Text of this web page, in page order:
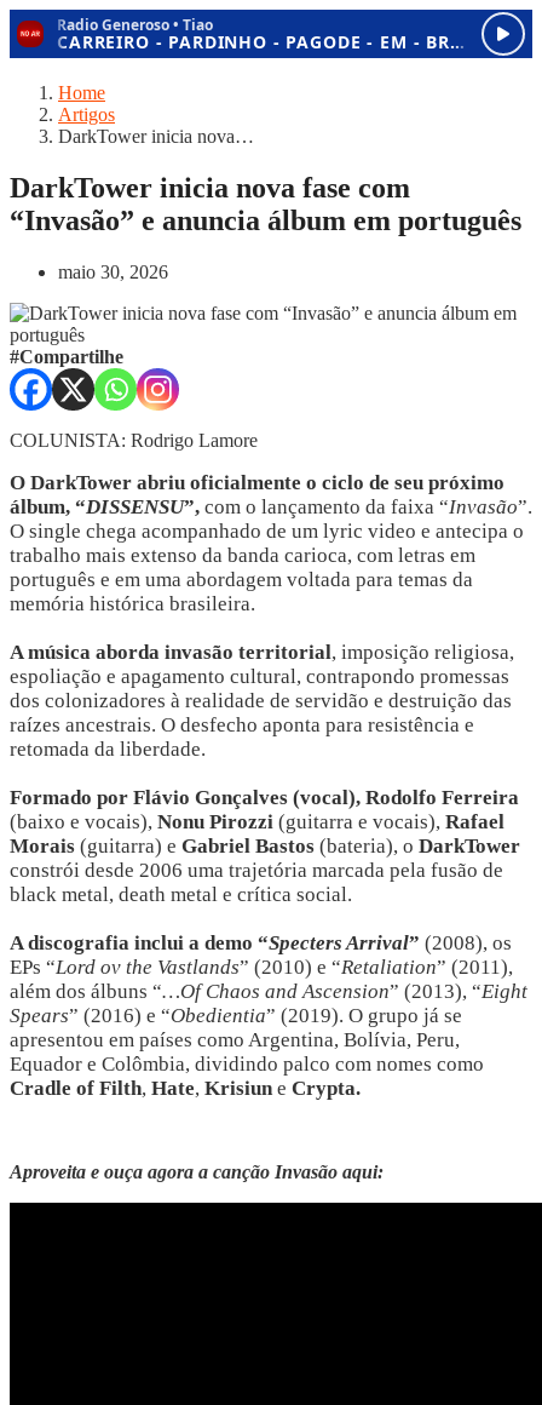
Home
Artigos
DarkTower inicia nova…
DarkTower inicia nova fase com
“Invasão” e anuncia álbum em português
maio 30, 2026
#Compartilhe
COLUNISTA: Rodrigo Lamore
O DarkTower abriu oficialmente o ciclo de seu próximo
álbum, “DISSENSU”, com o lançamento da faixa “Invasão”.
O single chega acompanhado de um lyric video e antecipa o
trabalho mais extenso da banda carioca, com letras em
português e em uma abordagem voltada para temas da
memória histórica brasileira.
A música aborda invasão territorial, imposição religiosa,
espoliação e apagamento cultural, contrapondo promessas
dos colonizadores à realidade de servidão e destruição das
raízes ancestrais. O desfecho aponta para resistência e
retomada da liberdade.
(baixo e vocais), Nonu Pirozzi (guitarra e vocais), Rafael
Morais (guitarra) e Gabriel Bastos (bateria), o DarkTower
constrói desde 2006 uma trajetória marcada pela fusão de
black metal, death metal e crítica social.
A discografia inclui a demo “Specters Arrival” (2008), os
EPs “Lord ov the Vastlands” (2010) e “Retaliation” (2011),
além dos álbuns “…Of Chaos and Ascension” (2013), “Eight
Spears” (2016) e “Obedientia” (2019). O grupo já se
apresentou em países como Argentina, Bolívia, Peru,
Cradle of Filth, Hate, Krisiun e Crypta.
Aproveita e ouça agora a canção Invasão aqui: